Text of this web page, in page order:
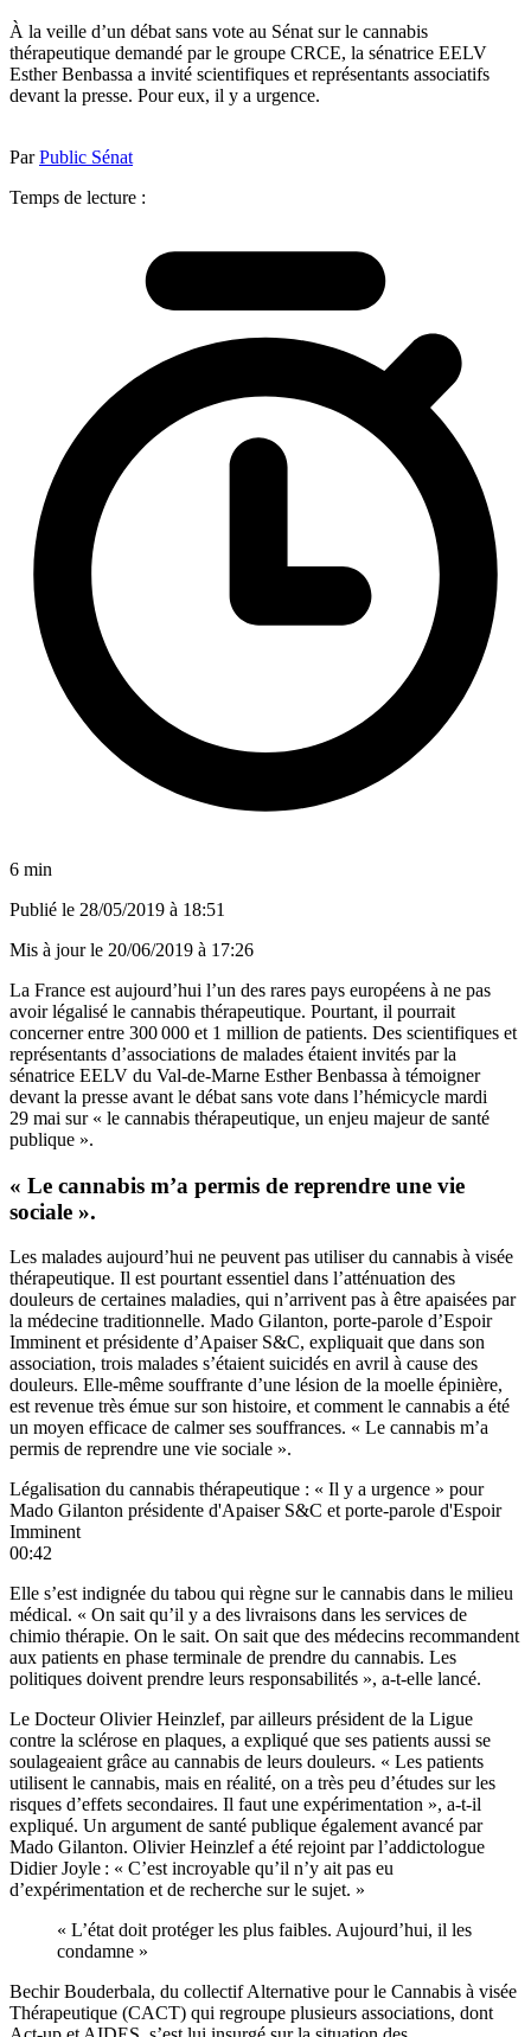
À la veille d’un débat sans vote au Sénat sur le cannabis
thérapeutique demandé par le groupe CRCE, la sénatrice EELV
Esther Benbassa a invité scientifiques et représentants associatifs
devant la presse. Pour eux, il y a urgence.
ParPublic Sénat
Temps de lecture :
6 min
Publié le 28/05/2019 à 18:51
Mis à jour le 20/06/2019 à 17:26
La France est aujourd’hui l’un des rares pays européens à ne pas
avoir légalisé le cannabis thérapeutique. Pourtant, il pourrait
concerner entre 300 000 et 1 million de patients. Des scientifiques et
représentants d’associations de malades étaient invités par la
sénatrice EELV du Val-de-Marne Esther Benbassa à témoigner
devant la presse avant le débat sans vote dans l’hémicycle mardi
29 mai sur « le cannabis thérapeutique, un enjeu majeur de santé
publique ».
« Le cannabis m’a permis de reprendre une vie
sociale ».
Les malades aujourd’hui ne peuvent pas utiliser du cannabis à visée
thérapeutique. Il est pourtant essentiel dans l’atténuation des
douleurs de certaines maladies, qui n’arrivent pas à être apaisées par
la médecine traditionnelle. Mado Gilanton, porte-parole d’Espoir
Imminent et présidente d’Apaiser S&C, expliquait que dans son
association, trois malades s’étaient suicidés en avril à cause des
douleurs. Elle-même souffrante d’une lésion de la moelle épinière,
est revenue très émue sur son histoire, et comment le cannabis a été
un moyen efficace de calmer ses souffrances. « Le cannabis m’a
permis de reprendre une vie sociale ».
Légalisation du cannabis thérapeutique : « Il y a urgence » pour
Mado Gilanton présidente d'Apaiser S&C et porte-parole d'Espoir
Imminent
00:42
Elle s’est indignée du tabou qui règne sur le cannabis dans le milieu
médical. « On sait qu’il y a des livraisons dans les services de
chimio thérapie. On le sait. On sait que des médecins recommandent
aux patients en phase terminale de prendre du cannabis. Les
politiques doivent prendre leurs responsabilités », a-t-elle lancé.
Le Docteur Olivier Heinzlef, par ailleurs président de la Ligue
contre la sclérose en plaques, a expliqué que ses patients aussi se
soulageaient grâce au cannabis de leurs douleurs. « Les patients
utilisent le cannabis, mais en réalité, on a très peu d’études sur les
risques d’effets secondaires. Il faut une expérimentation », a-t-il
expliqué. Un argument de santé publique également avancé par
Mado Gilanton. Olivier Heinzlef a été rejoint par l’addictologue
Didier Joyle : « C’est incroyable qu’il n’y ait pas eu
d’expérimentation et de recherche sur le sujet. »
« L’état doit protéger les plus faibles. Aujourd’hui, il les
condamne »
Bechir Bouderbala, du collectif Alternative pour le Cannabis à visée
Thérapeutique (CACT) qui regroupe plusieurs associations, dont